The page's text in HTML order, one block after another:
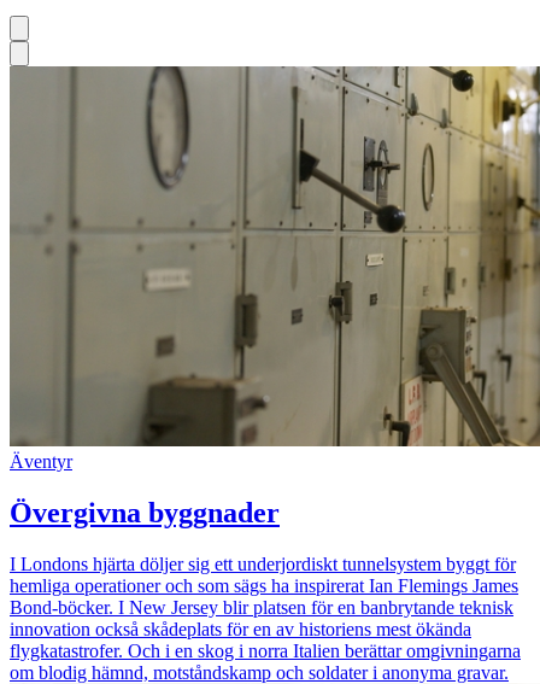
Äventyr
Övergivna byggnader
I Londons hjärta döljer sig ett underjordiskt tunnelsystem byggt för
hemliga operationer och som sägs ha inspirerat Ian Flemings James
Bond-böcker. I New Jersey blir platsen för en banbrytande teknisk
innovation också skådeplats för en av historiens mest ökända
flygkatastrofer. Och i en skog i norra Italien berättar omgivningarna
om blodig hämnd, motståndskamp och soldater i anonyma gravar.